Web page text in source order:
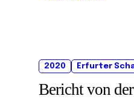
2020 Erfurter
Bericht von